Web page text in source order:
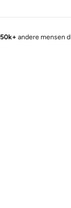
50k+ andere mensen